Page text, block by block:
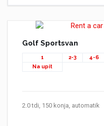
Golf Sportsvan
1 2-3 4-6
Na upit
2.0 tdi, 150 konja, automatik